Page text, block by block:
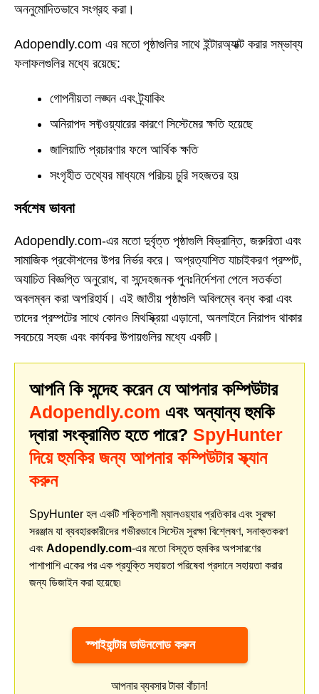
অননুমোদিতভাবে সংগ্রহ করা।
Adopendly.com এর মতো পৃষ্ঠাগুলির সাথে ইন্টারঅ্যাক্ট করার সম্ভাব্য
ফলাফলগুলির মধ্যে রয়েছে:
গোপনীয়তা লঙ্ঘন এবং ট্র্যাকিং
অনিরাপদ সফ্টওয়্যারের কারণে সিস্টেমের ক্ষতি হয়েছে
জালিয়াতি প্রচারণার ফলে আর্থিক ক্ষতি
সংগৃহীত তথ্যের মাধ্যমে পরিচয় চুরি সহজতর হয়
সর্বশেষ ভাবনা
Adopendly.com-এর মতো দুর্বৃত্ত পৃষ্ঠাগুলি বিভ্রান্তি, জরুরিতা এবং
সামাজিক প্রকৌশলের উপর নির্ভর করে। অপ্রত্যাশিত যাচাইকরণ প্রম্পট,
অযাচিত বিজ্ঞপ্তি অনুরোধ, বা সন্দেহজনক পুনঃনির্দেশনা পেলে সতর্কতা
অবলম্বন করা অপরিহার্য। এই জাতীয় পৃষ্ঠাগুলি অবিলম্বে বন্ধ করা এবং
তাদের প্রম্পটের সাথে কোনও মিথস্ক্রিয়া এড়ানো, অনলাইনে নিরাপদ থাকার
সবচেয়ে সহজ এবং কার্যকর উপায়গুলির মধ্যে একটি।
আপনি কি সন্দেহ করেন যে আপনার কম্পিউটার
Adopendly.com এবং অন্যান্য হুমকি
দ্বারা সংক্রামিত হতে পারে? SpyHunter
দিয়ে হুমকির জন্য আপনার কম্পিউটার স্ক্যান
করুন
SpyHunter হল একটি শক্তিশালী ম্যালওয়্যার প্রতিকার এবং সুরক্ষা
সরঞ্জাম যা ব্যবহারকারীদের গভীরভাবে সিস্টেম সুরক্ষা বিশ্লেষণ, সনাক্তকরণ
এবং Adopendly.com-এর মতো বিস্তৃত হুমকির অপসারণের
পাশাপাশি একের পর এক প্রযুক্তি সহায়তা পরিষেবা প্রদানে সহায়তা করার
জন্য ডিজাইন করা হয়েছে৷
স্পাইহান্টার ডাউনলোড করুন
আপনার ব্যবসার টাকা বাঁচান!